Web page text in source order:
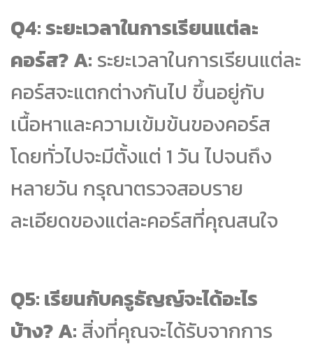
Q4: ระยะเวลาในการเรียนแต่ละ
คอร์ส?A: ระยะเวลาในการเรียนแต่ละ
คอร์สจะแตกต่างกันไป ขึ้นอยู่กับ
เนื้อหาและความเข้มข้นของคอร์ส
โดยทั่วไปจะมีตั้งแต่ 1 วัน ไปจนถึง
หลายวัน กรุณาตรวจสอบราย
ละเอียดของแต่ละคอร์สที่คุณสนใจ
Q5: เรียนกับครูธัญญ์จะได้อะไร
บ้าง?A: สิ่งที่คุณจะได้รับจากการ